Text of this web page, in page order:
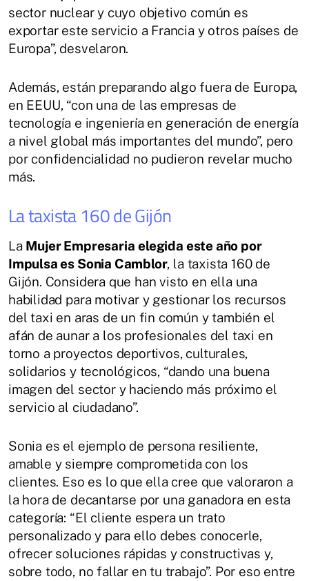
sector nuclear y cuyo objetivo común es
exportar este servicio a Francia y otros países de
Europa”, desvelaron.
Además, están preparando algo fuera de Europa,
en EEUU, “con una de las empresas de
tecnología e ingeniería en generación de energía
a nivel global más importantes del mundo”, pero
por confidencialidad no pudieron revelar mucho
más.
La taxista 160 de Gijón
La Mujer Empresaria elegida este año por
Impulsa es Sonia Camblor, la taxista 160 de
Gijón. Considera que han visto en ella una
habilidad para motivar y gestionar los recursos
del taxi en aras de un fin común y también el
afán de aunar a los profesionales del taxi en
torno a proyectos deportivos, culturales,
solidarios y tecnológicos, “dando una buena
imagen del sector y haciendo más próximo el
servicio al ciudadano”.
Sonia es el ejemplo de persona resiliente,
amable y siempre comprometida con los
clientes. Eso es lo que ella cree que valoraron a
la hora de decantarse por una ganadora en esta
categoría: “El cliente espera un trato
personalizado y para ello debes conocerle,
ofrecer soluciones rápidas y constructivas y,
sobre todo, no fallar en tu trabajo”. Por eso entre